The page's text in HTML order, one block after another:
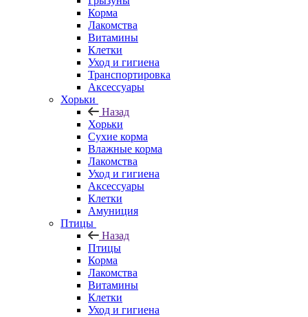
Корма
Лакомства
Витамины
Клетки
Уход и гигиена
Транспортировка
Аксессуары
Хорьки
Назад
Хорьки
Сухие корма
Влажные корма
Лакомства
Уход и гигиена
Аксессуары
Клетки
Амуниция
Птицы
Назад
Птицы
Корма
Лакомства
Витамины
Клетки
Уход и гигиена